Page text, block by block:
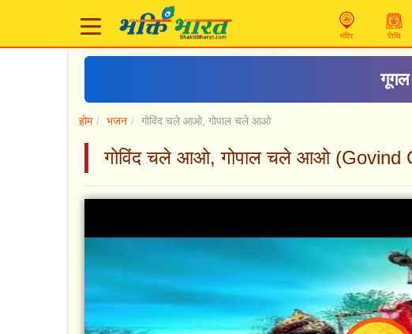
मंदिर तिथि
गूगल
होम भजन गोविंद चले आओ, गोपाल चले आओ
गोविंद चले आओ, गोपाल चले आओ (Govind